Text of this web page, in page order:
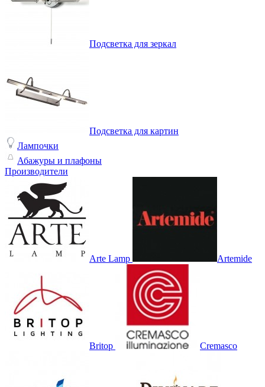
Подсветка для зеркал
Подсветка для картин
Лампочки
Абажуры и плафоны
Производители
Arte Lamp Artemide
Britop Cremasco